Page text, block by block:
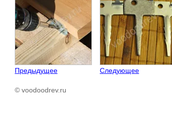
Предыдущее Следующее
© voodoodrev.ru